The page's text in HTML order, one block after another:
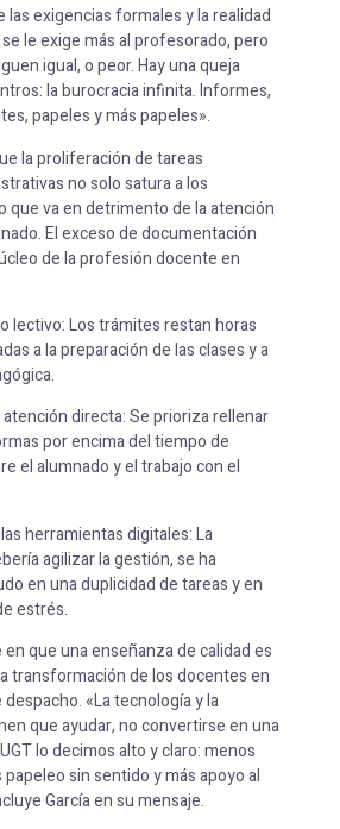
exigencias formales y la realidad
le exige más al profesorado, pero
igual, o peor. Hay una queja
la burocracia infinita. Informes,
papeles y más papeles».
la proliferación de tareas
no solo satura a los
que va en detrimento de la atención
El exceso de documentación
de la profesión docente en
lectivo: Los trámites restan horas
a la preparación de las clases y a
atención directa: Se prioriza rellenar
por encima del tiempo de
el alumnado y el trabajo con el
herramientas digitales: La
agilizar la gestión, se ha
en una duplicidad de tareas y en
estrés.
que una enseñanza de calidad es
transformación de los docentes en
«La tecnología y la
que ayudar, no convertirse en una
lo decimos alto y claro: menos
sin sentido y más apoyo al
García en su mensaje.